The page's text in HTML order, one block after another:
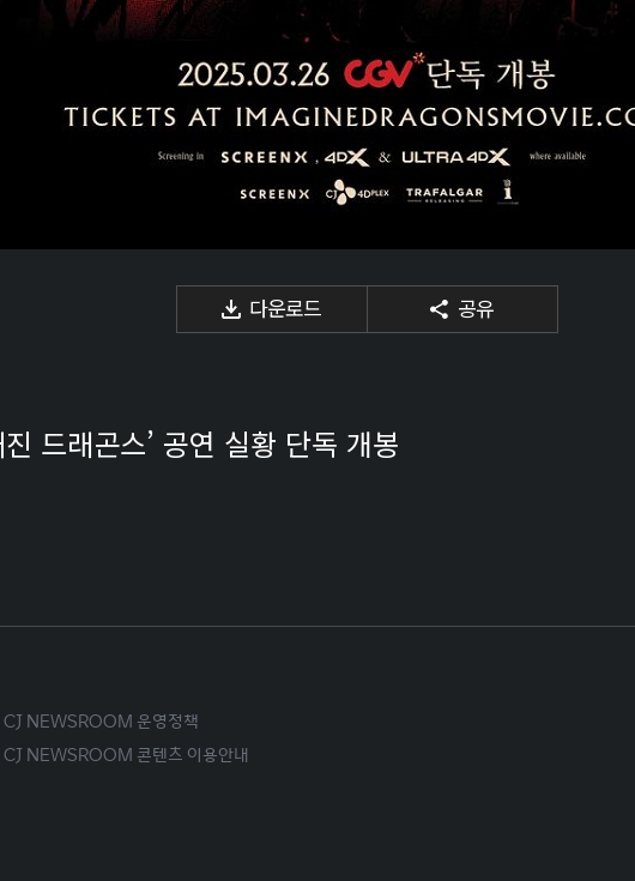
다운로드 공유
드래곤스’ 공연 실황 단독 개봉
CJ NEWSROOM 운영정책
CJ NEWSROOM 콘텐츠 이용안내